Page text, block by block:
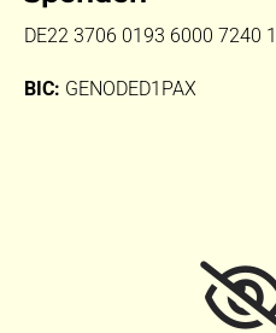
DE22 3706 0193 6000 7240
BIC: GENODED1PAX